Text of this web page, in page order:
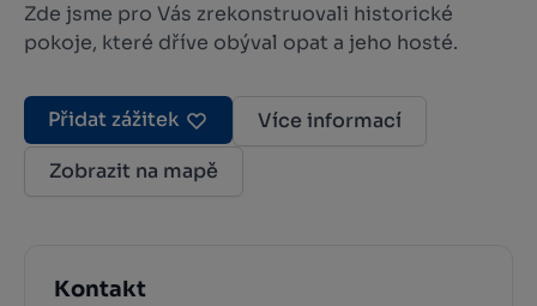
Zde jsme pro Vás zrekonstruovali historické
pokoje, které dříve obýval opat a jeho hosté.
Přidat zážitek
Více informací
Zobrazit na mapě
Kontakt